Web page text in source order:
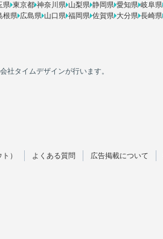
県 東京都 神奈川県 山梨県 静岡県 愛知県 岐阜県
根県 広島県 山口県 福岡県 佐賀県 大分県 長崎県
社タイムデザインが行います。
） よくある質問 広告掲載について